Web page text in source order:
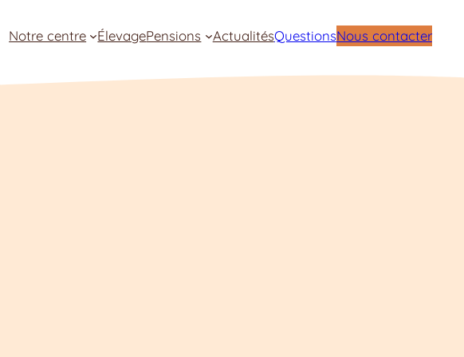
Notre centre ÉlevagePensions ActualitésQuestionsNous contacter